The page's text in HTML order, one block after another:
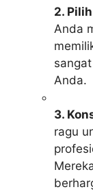
2.
Anda
Anda.
3.
ragu